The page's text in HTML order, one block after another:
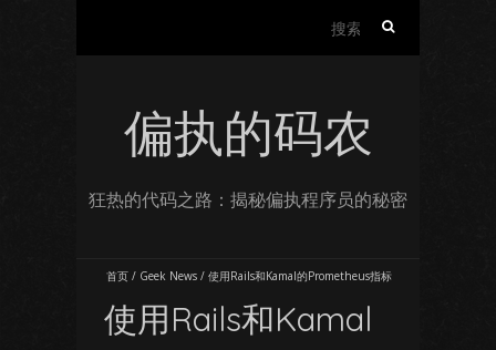
偏执的码农
狂热的代码之路：揭秘偏执程序员的秘密
首页 / Geek News / 使用Rails和Kamal的Prometheus指标
使用Rails和Kamal